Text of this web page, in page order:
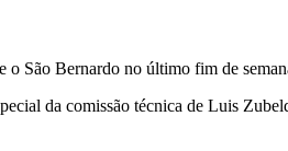
o São Bernardo no último fim de
da comissão técnica de Luis